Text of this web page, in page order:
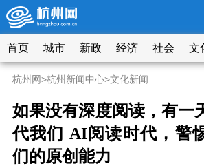
首页 城市 新政 经济 社会 文
杭州网>杭州新闻中心>文化新闻
如果没有深度阅读，有一
代我们 AI阅读时代，警
们的原创能力